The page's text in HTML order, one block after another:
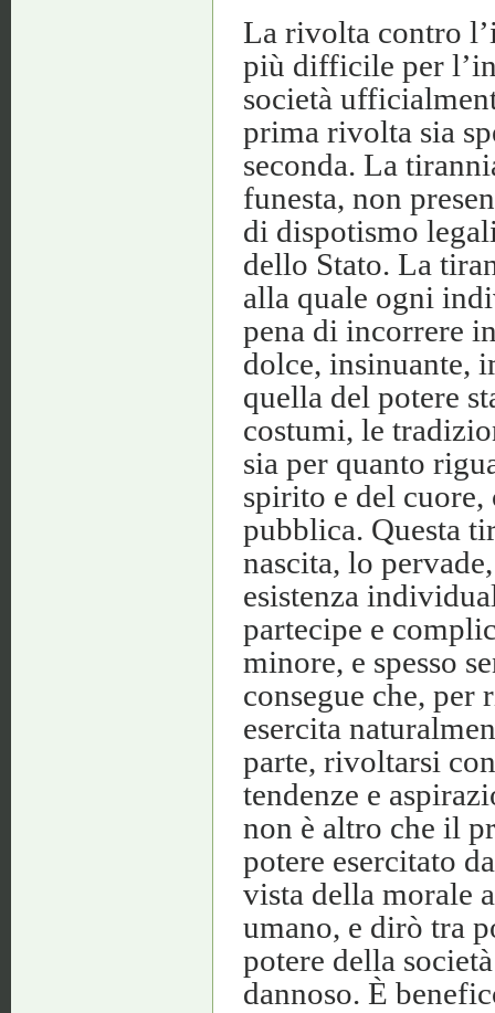
La rivolta contro
più difficile per
società
prima rivolta sia
seconda. La
funesta, non
di dispotismo
dello Stato. La
alla quale ogni
pena di incorrere
dolce, insinuante,
quella del potere
costumi, le
sia per quanto
spirito e del
pubblica. Questa
nascita, lo
esistenza
partecipe e
minore, e spesso
consegue che, per
esercita
parte, rivoltarsi
tendenze e
non è altro che il
potere esercitato
vista della morale
umano, e dirò tra
potere della
dannoso. È